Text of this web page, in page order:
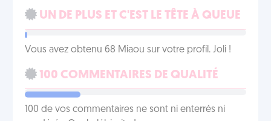
UN DE PLUS ET C'EST LE TÊTE À QUEUE
Vous avez obtenu 68 Miaou sur votre profil. Joli !
100 COMMENTAIRES DE QUALITÉ
100 de vos commentaires ne sont ni enterrés ni